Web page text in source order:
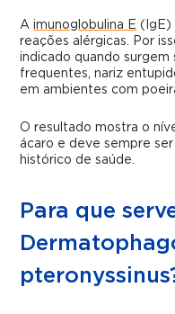
Aimunoglobulina E (IgE)
reações alérgicas. Por
indicado quando surgem
frequentes, nariz
em ambientes com
O resultado mostra o
ácaro e deve sempre
histórico de saúde.
Para que